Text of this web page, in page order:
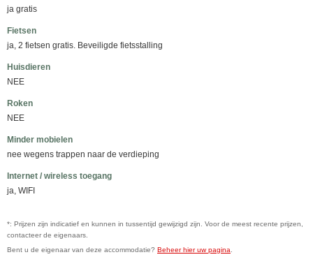
ja gratis
Fietsen
ja, 2 fietsen gratis. Beveiligde fietsstalling
Huisdieren
NEE
Roken
NEE
Minder mobielen
nee wegens trappen naar de verdieping
Internet / wireless toegang
ja, WIFI
*: Prijzen zijn indicatief en kunnen in tussentijd gewijzigd zijn. Voor de meest recente prijzen,
contacteer de eigenaars.
Bent u de eigenaar van deze accommodatie? Beheer hier uw pagina